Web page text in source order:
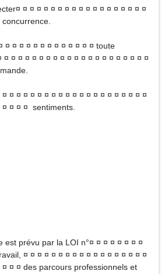
¤ ¤ ¤ ¤ ¤ ¤ ¤ ¤ ¤ ¤ ¤ ¤ ¤ ¤ ¤ ¤ ¤ ¤
¤ ¤ ¤ ¤ ¤ ¤ ¤ ¤ ¤ ¤ ¤ ¤ ¤ toute
¤ ¤ ¤ ¤ ¤ ¤ ¤ ¤ ¤ ¤ ¤ ¤ ¤ ¤ ¤ ¤ ¤ ¤ ¤ ¤ ¤
¤ ¤ ¤ ¤ ¤ ¤ ¤ ¤ ¤ ¤ ¤ ¤ ¤ ¤ ¤ ¤ ¤ ¤ ¤ ¤
¤ ¤ ¤ sentiments.
est prévu par la LOI n°¤ ¤ ¤ ¤ ¤ ¤ ¤ ¤
¤ ¤ ¤ ¤ ¤ ¤ ¤ ¤ ¤ ¤ ¤ ¤ ¤ ¤ ¤ ¤ ¤ ¤
¤ ¤ des parcours professionnels et